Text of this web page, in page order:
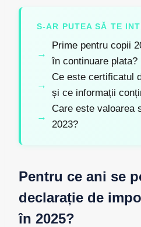
S-AR PUTEA SĂ TE
Prime pentru copii
în continuare plata?
Ce este certificatul
și ce informații
Care este valoarea
2023?
Pentru ce ani se
declarație de
în 2025?